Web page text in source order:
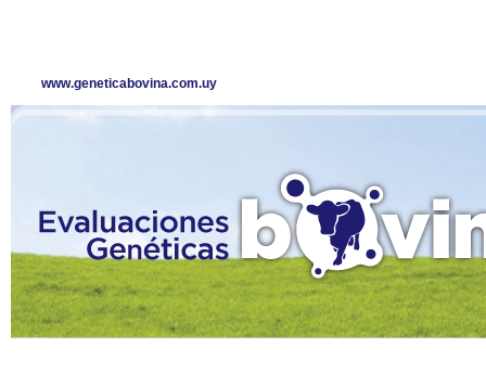
www.geneticabovina.com.uy